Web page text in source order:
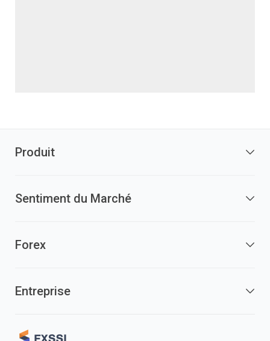
Produit
Sentiment du Marché
Forex
Entreprise